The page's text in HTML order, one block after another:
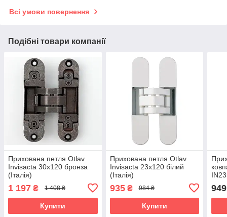
Всі умови повернення
Подібні товари компанії
Прихована петля Otlav
Invisacta 30х120 бронза
(Італія)
1 197 ₴ 1 408 ₴
Купити
Прихована петля Otlav
Invisacta 23х120 білий
(Італія)
935₴ 984 ₴
Купити
949